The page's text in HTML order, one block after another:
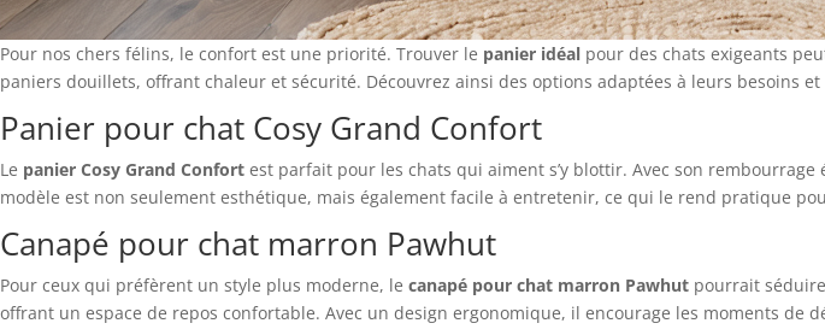
Pour nos chers félins, le confort est une priorité. Trouver le panier idéal pour des chats exigeants
paniers douillets, offrant chaleur et sécurité. Découvrez ainsi des options adaptées à leurs besoins
Panier pour chat Cosy Grand Confort
Le panier Cosy Grand Confort est parfait pour les chats qui aiment s’y blottir. Avec son
modèle est non seulement esthétique, mais également facile à entretenir, ce qui le rend pratique
Canapé pour chat marron Pawhut
Pour ceux qui préfèrent un style plus moderne, le canapé pour chat marron Pawhut pourrait
offrant un espace de repos confortable. Avec un design ergonomique, il encourage les moments de